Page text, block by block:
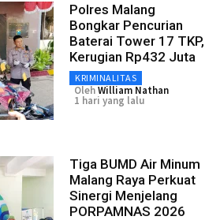
Polres Malang
Bongkar Pencurian
Baterai Tower 17 TKP,
Kerugian Rp432 Juta
KRIMINALITAS
OlehWilliam Nathan
1 hari yang lalu
Tiga BUMD Air Minum
Malang Raya Perkuat
Sinergi Menjelang
PORPAMNAS 2026